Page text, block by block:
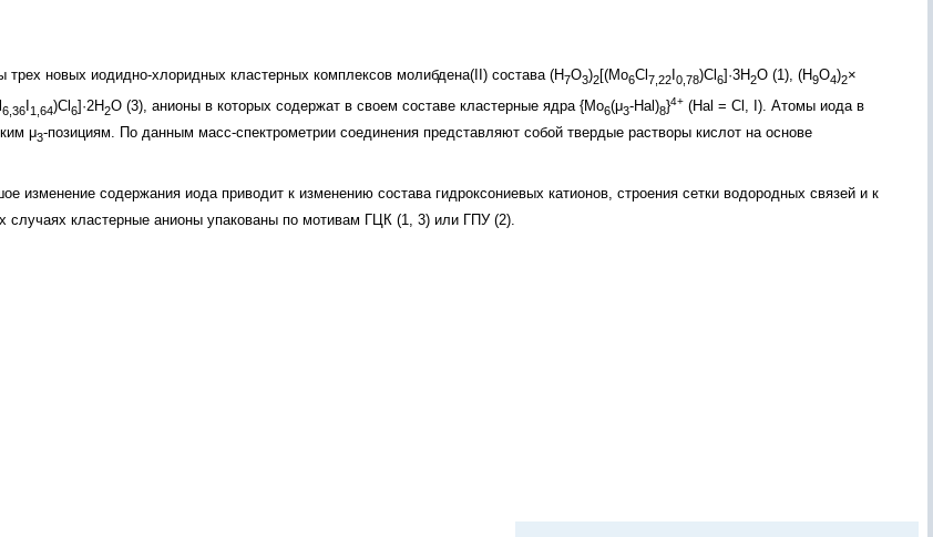
трех новых иодидно-хлоридных кластерных комплексов молибдена(II) состава (H7O3)2[(Mo6Cl 7,22 0,78)Cl 6]·3H2O (1), (H9O4)2×
6,36 1,64)Cl 6]·2H2O (3), анионы в которых содержат в своем составе кластерные ядра {Mo6(μ3-Hal)8}4+ (Hal = Cl, I). Атомы иода в
μ3-позициям. По данным масс-спектрометрии соединения представляют собой твердые растворы кислот на основе
изменение содержания иода приводит к изменению состава гидроксониевых катионов, строения сетки водородных связей и к
случаях кластерные анионы упакованы по мотивам ГЦК (1, 3) или ГПУ (2).